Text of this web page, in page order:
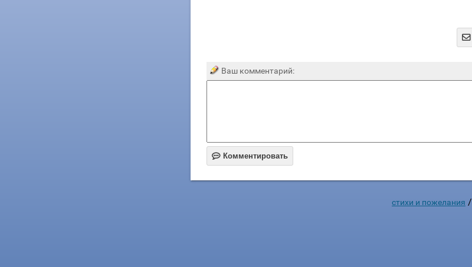

Ваш комментарий:
 Комментировать
стихи и пожелания /